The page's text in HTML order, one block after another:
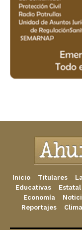
Inicio Titulares
Educativas
Estatal
Economía
Reportajes
Clima